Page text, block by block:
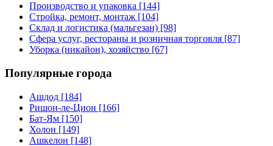
Производство и упаковка [144]
Стройка, ремонт, монтаж [104]
Склад и логистика (мальгезан) [98]
Сфера услуг, рестораны и розничная торговля [87]
Уборка (никайон), хозяйство [67]
Популярные города
Ашдод [184]
Ришон-ле-Цион [166]
Бат-Ям [150]
Холон [149]
Ашкелон [148]